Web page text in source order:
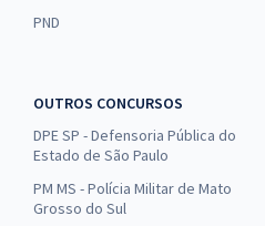
PND
OUTROS CONCURSOS
DPE SP - Defensoria Pública do
Estado de São Paulo
PM MS - Polícia Militar de Mato
Grosso do Sul